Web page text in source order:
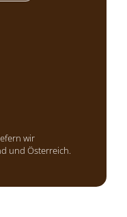
wir
und Österreich.